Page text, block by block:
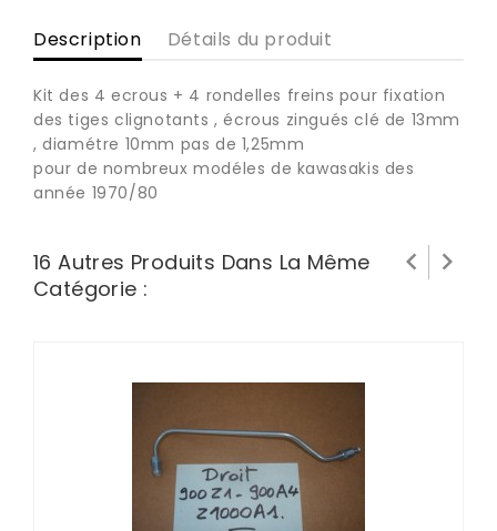
Description Détails du produit
Kit des 4 ecrous + 4 rondelles freins pour fixation
des tiges clignotants , écrous zingués clé de 13mm
, diamétre 10mm pas de 1,25mm
pour de nombreux modéles de kawasakis des
année 1970/80
16 Autres Produits Dans La Même
Catégorie :
 